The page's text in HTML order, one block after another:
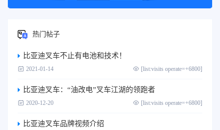
热门帖子
比亚迪叉车不止有电池和技术！
2021-01-14 [list:visits operate=+6800]
比亚迪叉车：“油改电”叉车江湖的领跑者
2020-12-20 [list:visits operate=+6800]
比亚迪叉车品牌视频介绍